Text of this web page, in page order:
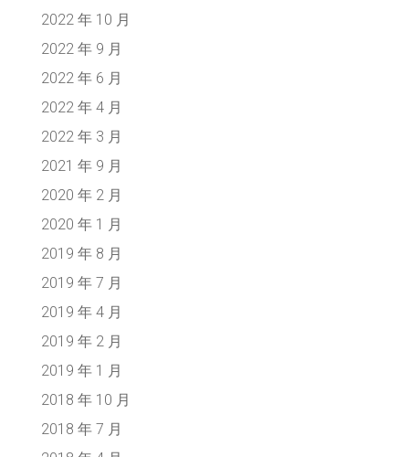
2022 年 10 月
2022 年 9 月
2022 年 6 月
2022 年 4 月
2022 年 3 月
2021 年 9 月
2020 年 2 月
2020 年 1 月
2019 年 8 月
2019 年 7 月
2019 年 4 月
2019 年 2 月
2019 年 1 月
2018 年 10 月
2018 年 7 月